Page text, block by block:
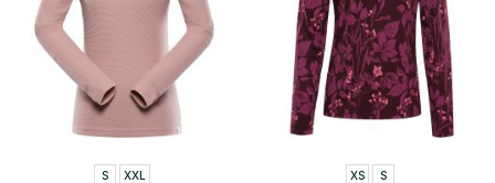
S XXL XS S